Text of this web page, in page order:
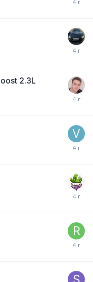
2.3L